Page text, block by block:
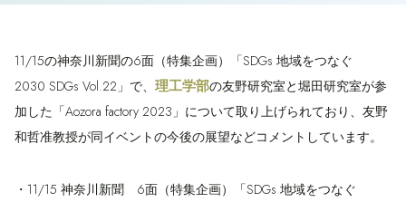
11/15の神奈川新聞の6面（特集企画）「SDGs 地域をつなぐ
2030 SDGs Vol.22」で、 理工学部の友野研究室と堀田研究室が参
加した「Aozora factory 2023」について取り上げられており、友野
和哲准教授が同イベントの今後の展望などコメントしています。
・11/15 神奈川新聞 6面（特集企画）「SDGs 地域をつなぐ